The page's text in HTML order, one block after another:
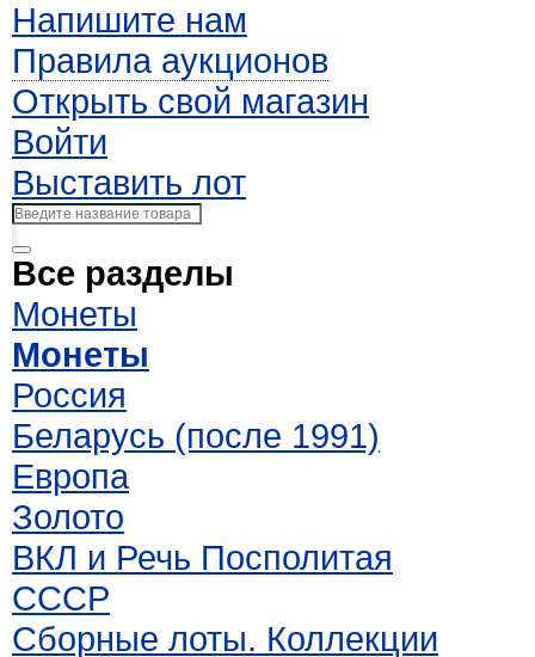
Напишите нам
Правила аукционов
Открыть свой магазин
Войти
Выставить лот
Все разделы
Монеты
Монеты
Россия
Беларусь (после 1991)
Европа
Золото
ВКЛ и Речь Посполитая
СССР
Сборные лоты. Коллекции